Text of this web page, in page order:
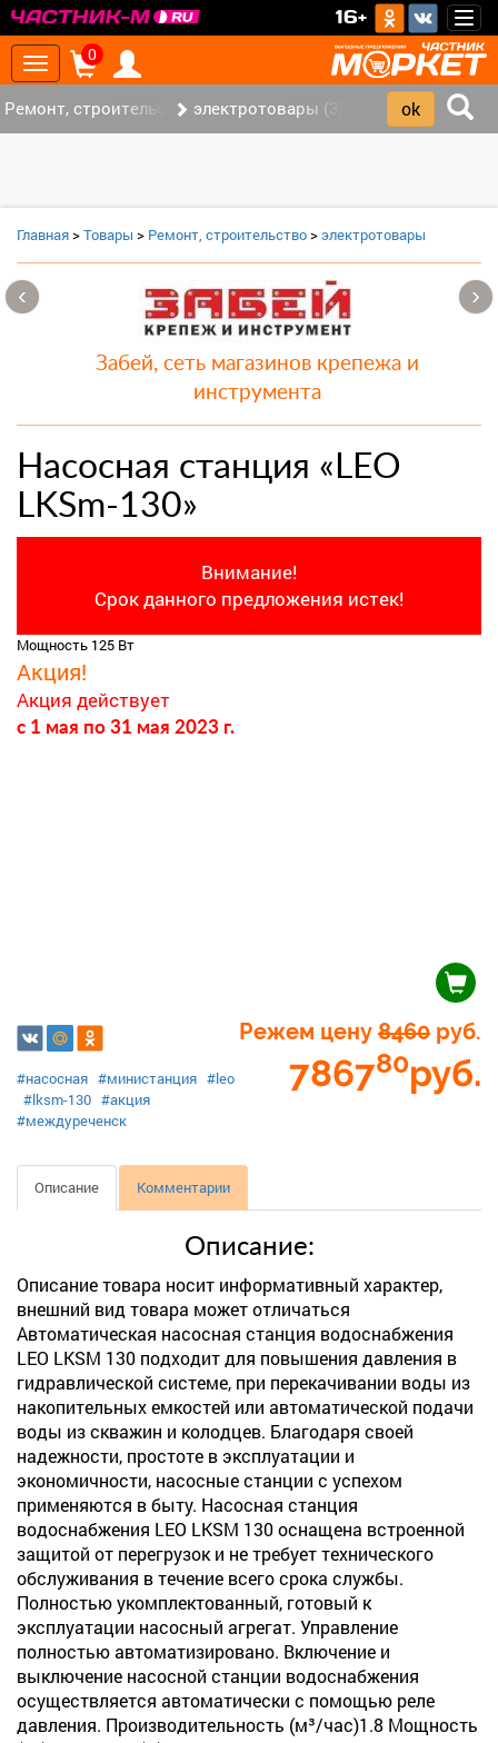
16+
Toggle
navigation
0
Ремонт, строительство (7)электротовары (3)
Главная>Товары > Ремонт, строительство>электротовары
Забей, сеть магазинов крепежа и
инструмента
Насосная станция «LEO
LKSm-130»
Внимание!
Срок данного предложения истек!
Мощность 125 Вт
Акция!
Акция действует
c 1 мая по 31 мая 2023 г.
Режем цену 8460 руб.
786780руб.
#насосная #министанция #leo
#lksm-130 #акция
#междуреченск
Описание Комментарии
Описание:
Описание товара носит информативный характер,
внешний вид товара может отличаться
Автоматическая насосная станция водоснабжения
LEO LKSM 130 подходит для повышения давления в
гидравлической системе, при перекачивании воды из
накопительных емкостей или автоматической подачи
воды из скважин и колодцев. Благодаря своей
надежности, простоте в эксплуатации и
экономичности, насосные станции с успехом
применяются в быту. Насосная станция
водоснабжения LEO LKSM 130 оснащена встроенной
защитой от перегрузок и не требует технического
обслуживания в течение всего срока службы.
Полностью укомплектованный, готовый к
эксплуатации насосный агрегат. Управление
полностью автоматизировано. Включение и
выключение насосной станции водоснабжения
осуществляется автоматически с помощью реле
давления. Производительность (м³/час)1.8 Мощность
‹ ›